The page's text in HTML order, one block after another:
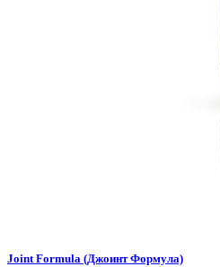
Joint Formula (Джоинт Формула)